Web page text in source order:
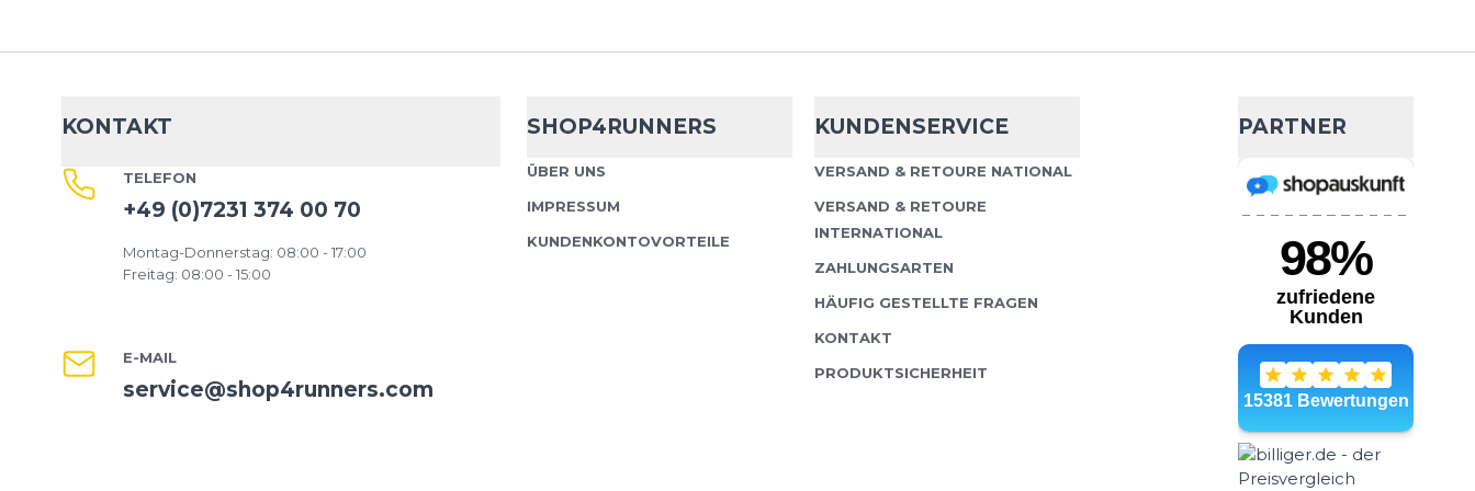
72,00 €
80,00 €
Eine lange Shorts in normaler Passform, die sich
Wähle deine Größe
FusionC3 Shorts - 10 %
60,30 €
Wähle deine Größe
KONTAKT
TELEFON
+49 (0)7231 374 00 70
Montag-Donnerstag: 08:00 - 17:00
Freitag: 08:00 - 15:00
E-MAIL
service@shop4runners.com
SHOP4RUNNERS
ÜBER UNS
IMPRESSUM
KUNDENKONTOVORTEILE
KUNDENSERVICE
VERSAND & RETOURE NATIONAL
VERSAND & RETOURE
INTERNATIONAL
ZAHLUNGSARTEN
HÄUFIG GESTELLTE FRAGEN
KONTAKT
PRODUKTSICHERHEIT
PARTNER